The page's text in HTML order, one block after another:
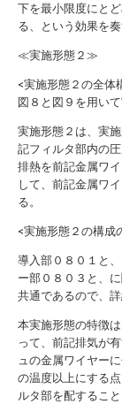
下を最小限度にと
る、という効果を奏
≪実施形態２≫
<実施形態２の全体
図８と図９を用い
実施形態２は、実
記フィルタ部内の
排熱を前記金属ワ
して、前記金属ワ
る。
<実施形態２の構成
導入部０８０１と
ー部０８０３と、
共通であるので、
本実施形態の特徴
って、前記排気が
ュの金属ワイヤー
の温度以上にする
ルタ部を配するこ